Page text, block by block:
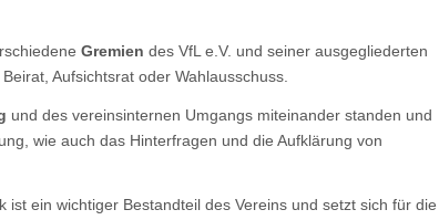
Gremien des VfL e.V. und seiner ausgegliederten
Aufsichtsrat oder Wahlausschuss.
und des vereinsinternen Umgangs miteinander standen und
wie auch das Hinterfragen und die Aufklärung von
ist ein wichtiger Bestandteil des Vereins und setzt sich für die